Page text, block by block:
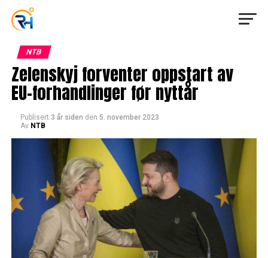
NTB
Zelenskyj forventer oppstart av
EU-forhandlinger før nyttår
Publisert 3 år siden den 5. november 2023
Av NTB